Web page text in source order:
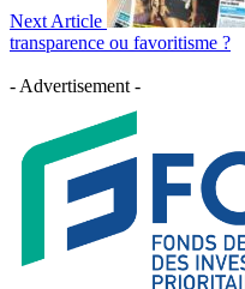
Next Article
transparence ou favoritisme ?
- Advertisement -